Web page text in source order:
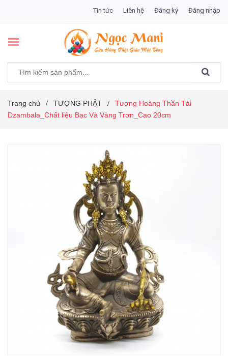
Tin tức Liên hệ Đăng ký Đăng nhập
Trang chủ / TƯỢNG PHẬT /
Tượng Hoàng Thần Tài
Dzambala_Chất liệu Bạc Và Vàng Trơn_Cao 20cm